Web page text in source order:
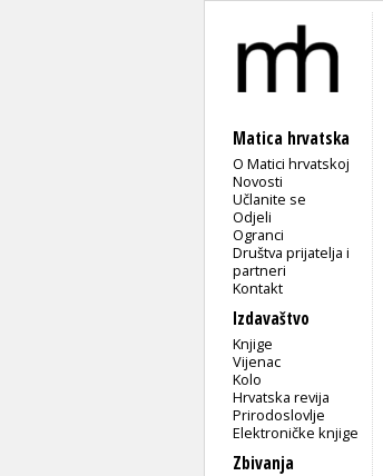
Matica hrvatska
O Matici hrvatskoj
Novosti
Učlanite se
Odjeli
Ogranci
Društva prijatelja i
partneri
Kontakt
Izdavaštvo
Knjige
Vijenac
Kolo
Hrvatska revija
Prirodoslovlje
Elektroničke knjige
Zbivanja